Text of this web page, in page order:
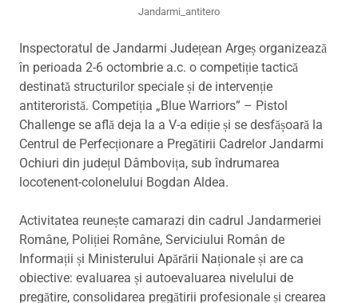
Jandarmi_antitero
Inspectoratul de Jandarmi Județean Argeș organizează
în perioada 2-6 octombrie a.c. o competiție tactică
destinată structurilor speciale și de intervenție
antiteroristă. Competiția „Blue Warriors” – Pistol
Challenge se află deja la a V-a ediție și se desfășoară la
Centrul de Perfecționare a Pregătirii Cadrelor Jandarmi
Ochiuri din județul Dâmbovița, sub îndrumarea
locotenent-colonelului Bogdan Aldea.
Activitatea reunește camarazi din cadrul Jandarmeriei
Române, Poliției Române, Serviciului Român de
Informații și Ministerului Apărării Naționale și are ca
obiective: evaluarea și autoevaluarea nivelului de
pregătire, consolidarea pregătirii profesionale și crearea